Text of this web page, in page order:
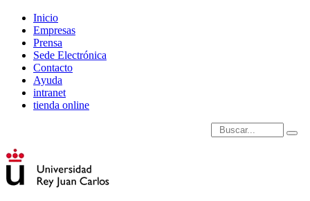
Inicio
Empresas
Prensa
Sede Electrónica
Contacto
Ayuda
intranet
tienda online
Introduce términos de